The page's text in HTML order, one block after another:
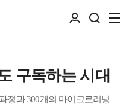
구독하는 시대
정과 300개의 마이크로러닝